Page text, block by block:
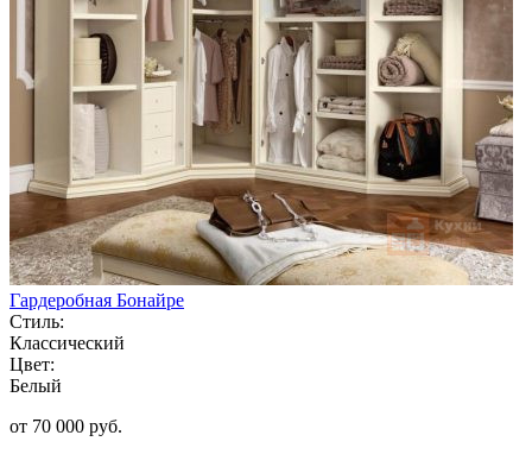
Гардеробная Бонайре
Стиль:
Классический
Цвет:
Белый
от 70 000 руб.